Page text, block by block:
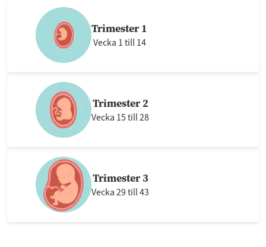
Trimester 1
Vecka 1 till 14
Trimester 2
Vecka 15 till 28
Trimester 3
Vecka 29 till 43